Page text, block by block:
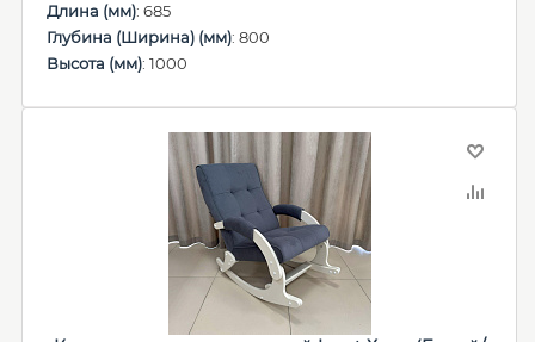
Длина (мм): 685
Глубина (Ширина) (мм): 800
Высота (мм): 1000